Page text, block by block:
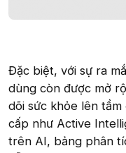
Đặc biệt, với sự ra
dùng còn được mở
dõi sức khỏe lên tầm
cấp như Active
trên AI, bảng phân